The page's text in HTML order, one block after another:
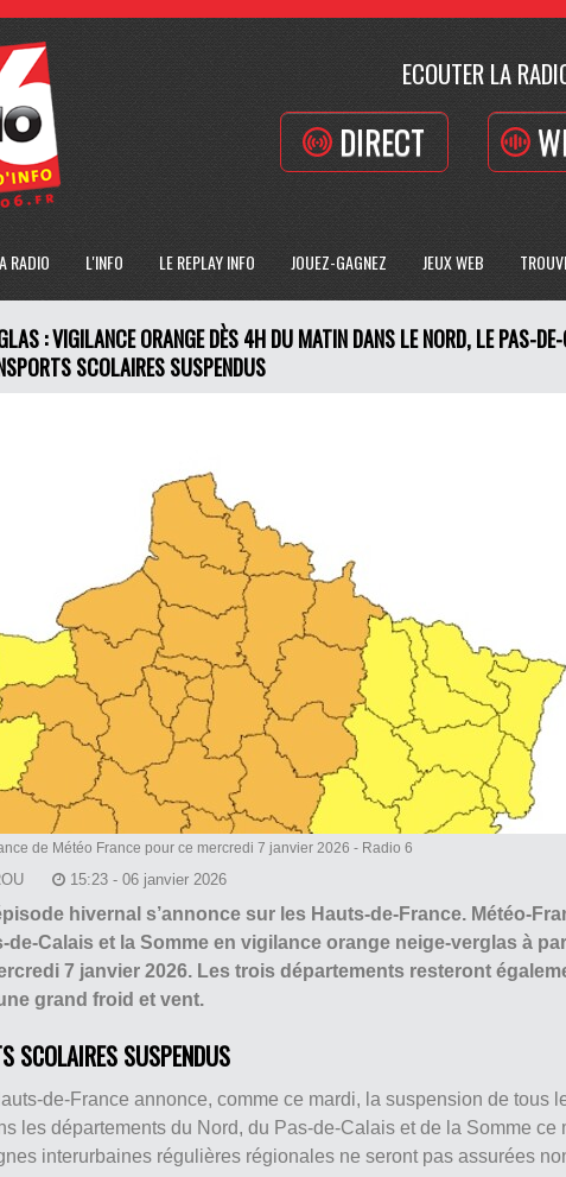
ECOUTER LA
DIRECT
RADIO L'INFO LE REPLAY INFO JOUEZ-GAGNEZ JEUX WEB
: VIGILANCE ORANGE DÈS 4H DU MATIN DANS LE NORD, LE PAS-
SCOLAIRES SUSPENDUS
de Météo France pour ce mercredi 7 janvier 2026 - Radio 6
15:23 - 06 janvier 2026
hivernal s’annonce sur les Hauts-de-France. Météo-
de-Calais et la Somme en vigilance orange neige-verglas à
7 janvier 2026. Les trois départements resteront
grand froid et vent.
SCOLAIRES SUSPENDUS
de-France annonce, comme ce mardi, la suspension de tous
les départements du Nord, du Pas-de-Calais et de la Somme ce
interurbaines régulières régionales ne seront pas assurées